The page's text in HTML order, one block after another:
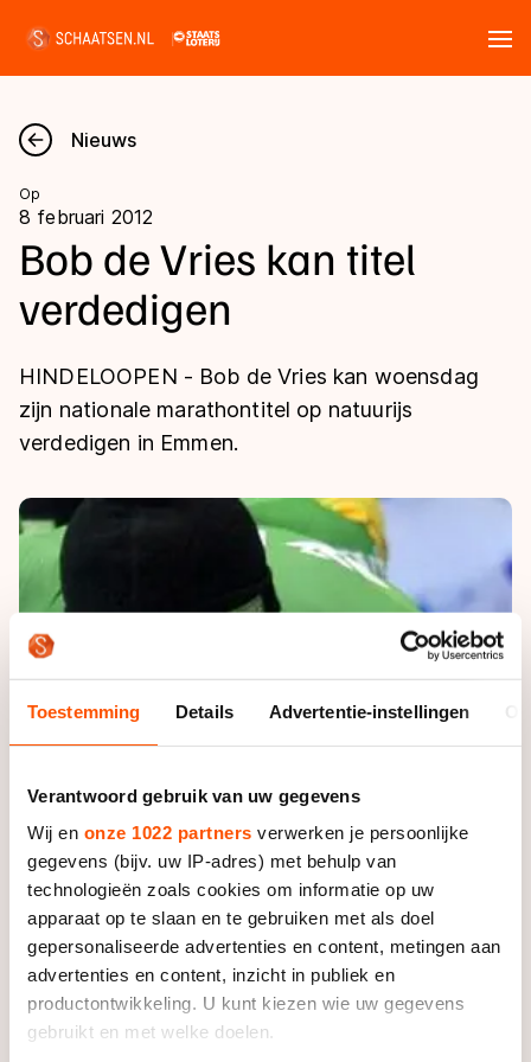
Toestemming Details Advertentie-instellingen
Verantwoord gebruik van uw gegevens
Wij en onze 1022 partners verwerken je persoonlijke
gegevens (bijv. uw IP-adres) met behulp van
technologieën zoals cookies om informatie op uw
apparaat op te slaan en te gebruiken met als doel
gepersonaliseerde advertenties en content, metingen aan
advertenties en content, inzicht in publiek en
productontwikkeling. U kunt kiezen wie uw gegevens
gebruikt en met welke doelen.
Nieuws
Kalender
Disciplines
Langebaan
Shorttrack
Kunstschaatsen
Schoonrijden
Natuurijs
Uitslagen
Langebaan
Marathon
Inlineskaten
Kunstschaatsen
Tijden & historie
Ranglijsten Langebaan
Persoonlijke records & tijden
Historie & statistiek
De weg op
Inschrijven wedstrijden
Algemene Nederlandse Schaatstijd
Deze zomer de weg op
Waar kan ik schaatsen en skaten?
Schaatsfans
Evenementen
Tickets
Livestreams
Word schaatsfan!
Winacties
Olympische Spelen
Olympische Spelen
Medaille overzicht
Medaillespiegel
Olympische uitslagen
Van Jong tot Goud verhalen
Nieuws
Op
8 februari 2012
Bob de Vries kan titel
verdedigen
HINDELOOPEN - Bob de Vries kan woensdag
zijn nationale marathontitel op natuurijs
verdedigen in Emmen.